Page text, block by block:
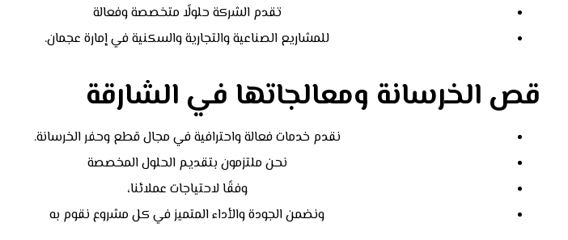
تقدم الشركة حلولًا متخصصة وفعالة
للمشاريع الصناعية والتجارية والسكنية في إمارة عجمان.
قص الخرسانة ومعالجاتها في الشارقة
نقدم خدمات فعالة واحترافية في مجال قطع وحفر الخرسانة.
نحن ملتزمون بتقديم الحلول المخصصة
وفقًا لاحتياجات عملائنا،
ونضمن الجودة والأداء المتميز في كل مشروع نقوم به